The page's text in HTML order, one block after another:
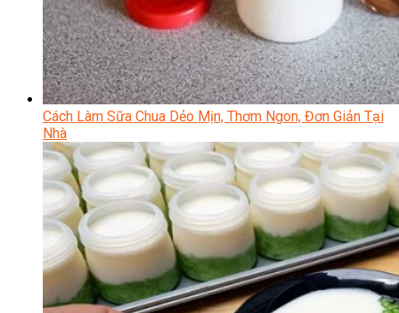
Cách Làm Sữa Chua Dẻo Mịn, Thơm Ngon, Đơn Giản Tại
Nhà